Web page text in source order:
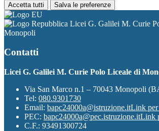
Accetta tutti Salva le preferenze
Licei G. Galilei M. Curie
Monopoli
Contatti
Licei G. Galilei M. Curie Polo Liceale di
Via San Marco n.1 – 70043 Monopoli
Tel: 080.9301730
Email: bapc24000a@istruzione.itLink per
PEC: bapc24000a@pec.istruzione.itLink
C.F.: 93491300724